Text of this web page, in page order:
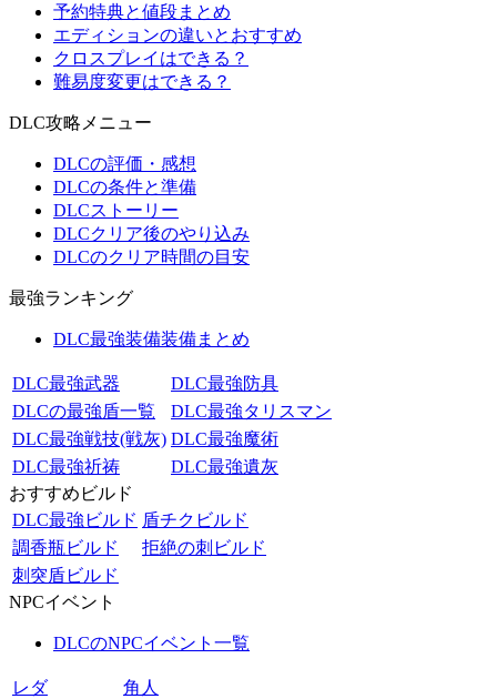
予約特典と値段まとめ
エディションの違いとおすすめ
クロスプレイはできる？
難易度変更はできる？
DLC攻略メニュー
DLCの評価・感想
DLCの条件と準備
DLCストーリー
DLCクリア後のやり込み
DLCのクリア時間の目安
最強ランキング
DLC最強装備装備まとめ
DLC最強武器
DLC最強防具
DLCの最強盾一覧
DLC最強タリスマン
DLC最強戦技(戦灰) DLC最強魔術
DLC最強祈祷
DLC最強遺灰
おすすめビルド
DLC最強ビルド 盾チクビルド
調香瓶ビルド
拒絶の刺ビルド
刺突盾ビルド
NPCイベント
DLCのNPCイベント一覧
レダ
角人